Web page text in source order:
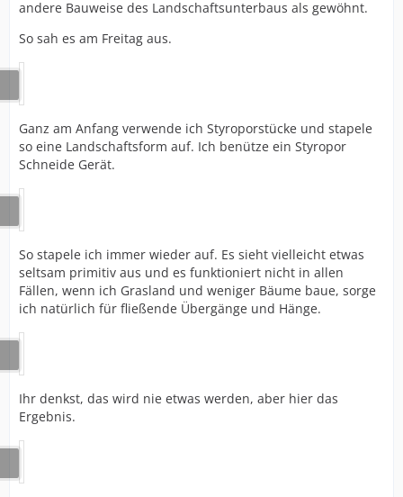
andere Bauweise des Landschaftsunterbaus als gewöhnt.
So sah es am Freitag aus.
Ganz am Anfang verwende ich Styroporstücke und stapele
so eine Landschaftsform auf. Ich benütze ein Styropor
Schneide Gerät.
So stapele ich immer wieder auf. Es sieht vielleicht etwas
seltsam primitiv aus und es funktioniert nicht in allen
Fällen, wenn ich Grasland und weniger Bäume baue, sorge
ich natürlich für fließende Übergänge und Hänge.
Ihr denkst, das wird nie etwas werden, aber hier das
Ergebnis.